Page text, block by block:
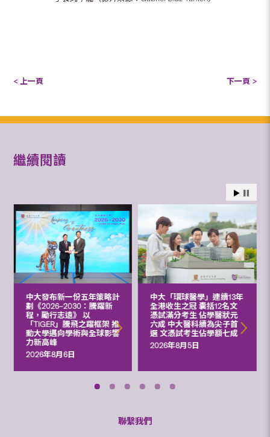
< 上一頁 下一頁 >
繼續閱讀
中大發布新一份五年策略計
劃《2026‒2030：騰躍新
程，勵行志遠》 以
「TIGER」騰飛之躍框架 推
動大學邁向學術與全球影響
力新高峰
2026年8月6日
中大「環球醫學」連續13年
全港收生之冠 囊括12名文
憑試滿分考生 佔學醫狀元
六成 中大醫科續為尖子首
選 文憑試考生佔學額七成
2026年8月5日
聯繫我們